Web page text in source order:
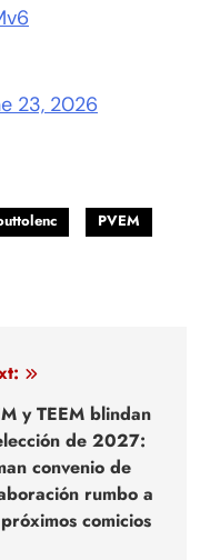
23, 2026
PVEM
y TEEM blindan
de 2027:
convenio de
rumbo a
comicios